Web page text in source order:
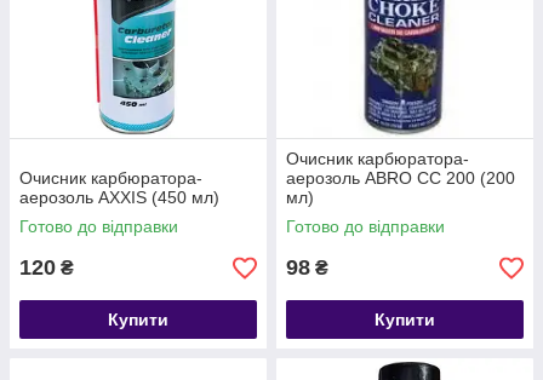
Очисник карбюратора-
аерозоль AXXIS (450 мл)
Готово до відправки
120 ₴
Купити
Очисник карбюратора-
аерозоль ABRO CC 200 (200
мл)
Готово до відправки
98 ₴
Купити